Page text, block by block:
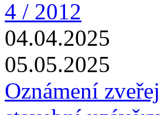
4 / 2012
04.04.2025
05.05.2025
Oznámení